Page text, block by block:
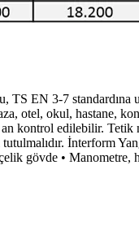
EN 3-7 standardına
otel, okul, hastane,
an kontrol edilebilir.
İnterform
gövde •